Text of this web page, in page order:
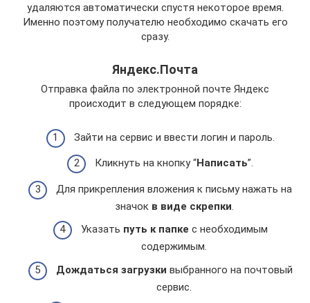
удаляются автоматически спустя некоторое время.
Именно поэтому получателю необходимо скачать его
сразу.
Яндекс.Почта
Отправка файла по электронной почте Яндекс
происходит в следующем порядке:
Зайти на сервис и ввести логин и пароль.
Кликнуть на кнопку “Написать”.
Для прикрепления вложения к письму нажать на
значок в виде скрепки
Указать путь к папке с необходимым
содержимым.
Дождаться загрузки выбранного на почтовый
сервис.